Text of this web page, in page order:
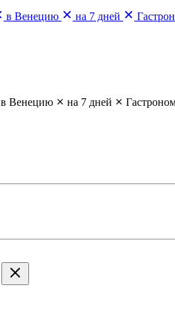
в Венецию на 7 дней
в Венецию на 7 дней